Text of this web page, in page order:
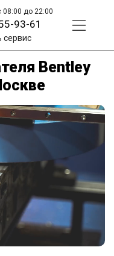
08:00 до 22:00
93-61
сервис
Bentley